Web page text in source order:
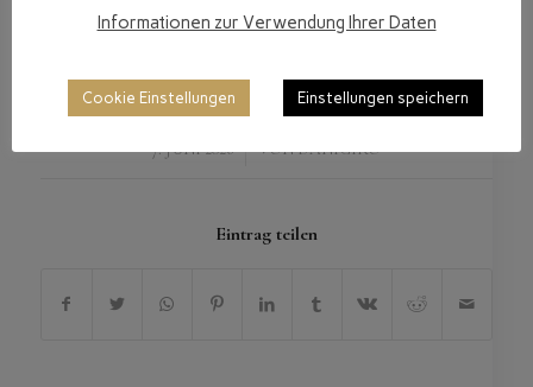
7. JUNI 2026
/ VONDANIGIRO
Eintrag teilen
Informationen zur Verwendung Ihrer Daten
Cookie Einstellungen Einstellungen speichern